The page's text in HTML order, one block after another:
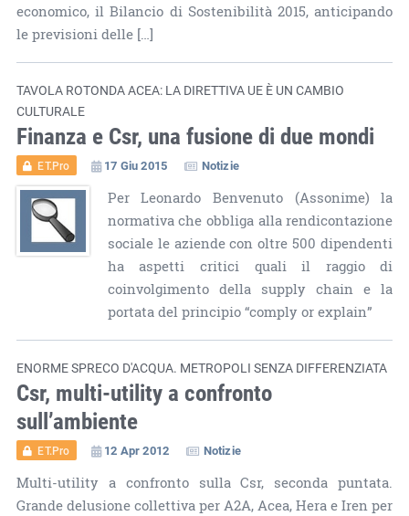
economico, il Bilancio di Sostenibilità 2015, anticipando
le previsioni delle […]
TAVOLA ROTONDA ACEA: LA DIRETTIVA UE È UN CAMBIO
CULTURALE
Finanza e Csr, una fusione di due mondi
ET.Pro 17 Giu 2015 Notizie
Per Leonardo Benvenuto (Assonime) la
normativa che obbliga alla rendicontazione
sociale le aziende con oltre 500 dipendenti
ha aspetti critici quali il raggio di
coinvolgimento della supply chain e la
portata del principio “comply or explain”
ENORME SPRECO D'ACQUA. METROPOLI SENZA DIFFERENZIATA
Csr, multi-utility a confronto
sull’ambiente
ET.Pro 12 Apr 2012 Notizie
Multi-utility a confronto sulla Csr, seconda puntata.
Grande delusione collettiva per A2A, Acea, Hera e Iren per